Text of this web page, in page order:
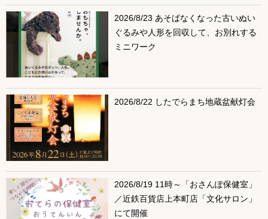
2026/8/23 あそばなくなった古いぬい
ぐるみや人形を回収して、お別れする
ミニワーク
2026/8/22 したでらまち地蔵盆献灯会
2026/8/19 11時～「おさんぽ保健室」
／近鉄百貨店上本町店「文化サロン」
にて開催